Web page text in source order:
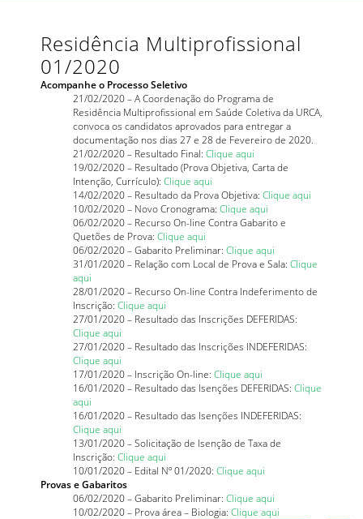
Residência Multiprofissional
01/2020
Acompanhe o Processo Seletivo
21/02/2020 – A Coordenação do Programa de
Residência Multiprofissional em Saúde Coletiva da URCA,
convoca os candidatos aprovados para entregar a
documentação nos dias 27 e 28 de Fevereiro de 2020.
21/02/2020 – Resultado Final: Clique aqui
19/02/2020 – Resultado (Prova Objetiva, Carta de
Intenção, Currículo): Clique aqui
14/02/2020 – Resultado da Prova Objetiva: Clique aqui
10/02/2020 – Novo Cronograma: Clique aqui
06/02/2020 – Recurso On-line Contra Gabarito e
Quetões de Prova: Clique aqui
06/02/2020 – Gabarito Preliminar: Clique aqui
31/01/2020 – Relação com Local de Prova e Sala: Clique
aqui
28/01/2020 – Recurso On-line Contra Indeferimento de
Inscrição: Clique aqui
27/01/2020 – Resultado das Inscrições DEFERIDAS:
Clique aqui
27/01/2020 – Resultado das Inscrições INDEFERIDAS:
Clique aqui
17/01/2020 – Inscrição On-line: Clique aqui
16/01/2020 – Resultado das Isenções DEFERIDAS: Clique
aqui
16/01/2020 – Resultado das Isenções INDEFERIDAS:
Clique aqui
13/01/2020 – Solicitação de Isenção de Taxa de
Inscrição: Clique aqui
10/01/2020 – Edital Nº 01/2020: Clique aqui
Provas e Gabaritos
06/02/2020 – Gabarito Preliminar: Clique aqui
10/02/2020 – Prova área – Biologia: Clique aqui